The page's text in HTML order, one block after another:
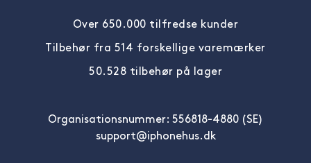
Over 650.000 tilfredse kunder
Tilbehør fra 514 forskellige varemærker
50.528 tilbehør på lager
Organisationsnummer: 556818-4880 (SE)
support@iphonehus.dk